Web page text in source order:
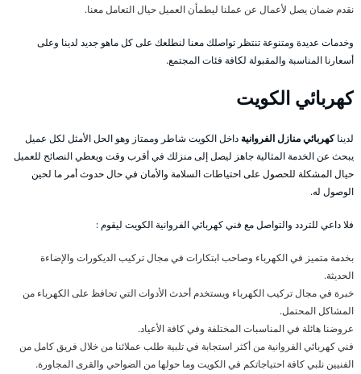
نقدم ضمان يصل لأعمال عن عملنا ليطمأن العميل حيال التعامل معنا.
وخدمات عديدة ومتنوعة تنتظر تواصلك معنا لنطلعك على كل ماهو جديد لدينا وعلى
أسعارنا المناسبة والمقبولة لكافة فئات المجتمع.
كهربائي الكويت
لديناكهربائي منازل الفروانية داخل الكويت شاطر وممتاز وهو الحل الأمثل لكل عميل
يبحث عن الخدمة المثالية جاهز ليصل إلى منزلك في أقرب وقت ويعطي النصائح للعميل
حيال المشكلة للحصول على احتياطات السلامة والأمان في حال حدوث أمر ما لحين
الوصول له.
فلا داعي للتردد والتواصل مع فني كهربائي الفروانية الكويت ليقوم :
بخدمة متميز في الكهرباء وصاحب ابتكارات في مجال تركيب الديكورات والإضاءة
الحديثة.
خبرة في مجال تركيب الكهرباء ويستخدم أحدث الأدوات التي تحافظ على الكهرباء من
المشاكل المحتمل.
عروضنا هائلة في المناسبات المختلفة وفي كافة الأعياد.
فني كهربائي الفروانية من أكثر استجابة في تلبية طلب عملائنا من خلال فريق كامل من
الفنيين نلبي كافة احتياجاتكم في الكويت وما حولها من الضواحي والقرى المجاورة.